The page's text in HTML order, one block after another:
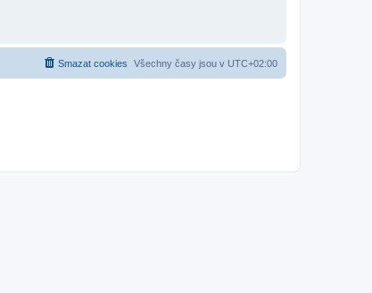
Všechny časy jsou v UTC+02:00
Smazat cookies